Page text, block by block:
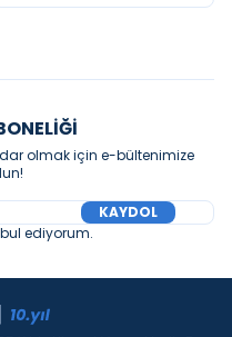
olmak için e-bültenimize
KAYDOL
ediyorum.